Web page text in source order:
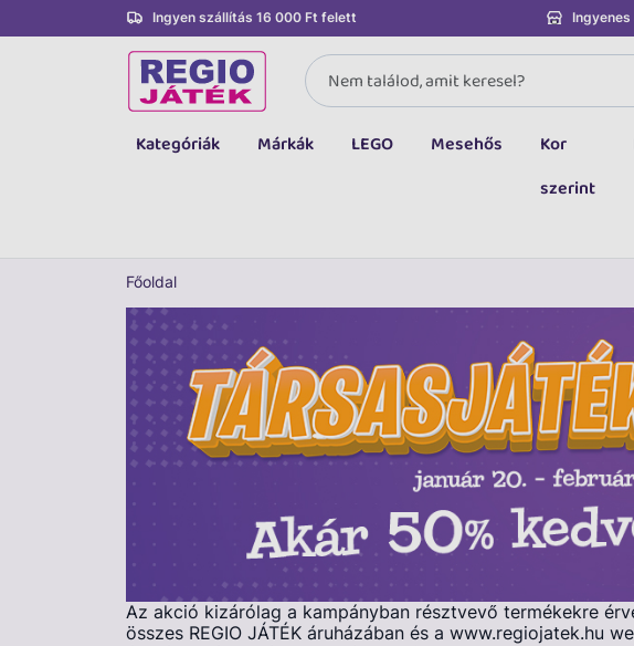
Ingyen szállítás 16 000 Ft felett
Kategóriák
Kreatív, fejlesztő
Autó, jármű
Baba, babakocsi
Bébijáték, kellék
Szabadtéri játék
Játékfigura
Márkák LEGO Mesehős
Kor
szerint
Főoldal
Az akció kizárólag a kampányban résztvevő termékekre
összes REGIO JÁTÉK áruházában és a www.regiojatek.hu